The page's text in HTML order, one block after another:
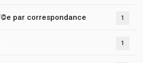
par correspondance 1
1